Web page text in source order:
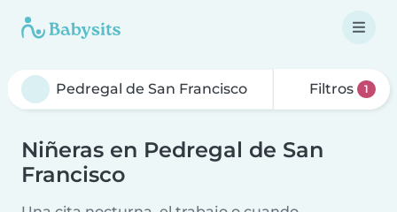
Filtros 1
Niñeras en Pedregal de San
Francisco